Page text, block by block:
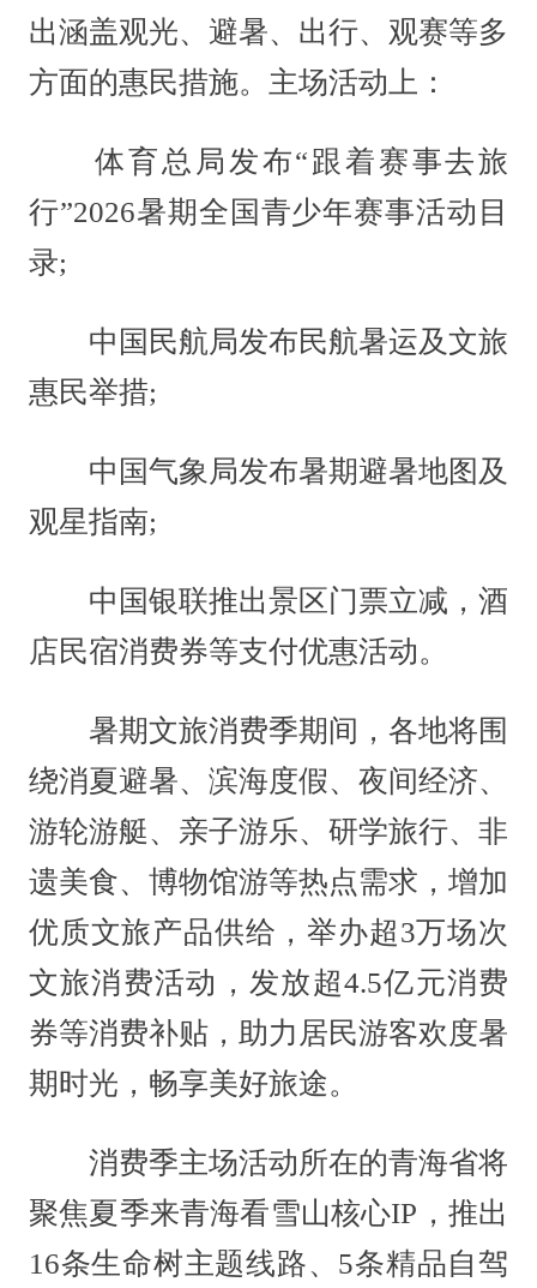
出涵盖观光、避暑、出行、观赛等多
方面的惠民措施。主场活动上：
体育总局发布“跟着赛事去旅
行”2026暑期全国青少年赛事活动目
录;
中国民航局发布民航暑运及文旅
惠民举措;
中国气象局发布暑期避暑地图及
观星指南;
中国银联推出景区门票立减，酒
店民宿消费券等支付优惠活动。
暑期文旅消费季期间，各地将围
绕消夏避暑、滨海度假、夜间经济、
游轮游艇、亲子游乐、研学旅行、非
遗美食、博物馆游等热点需求，增加
优质文旅产品供给，举办超3万场次
文旅消费活动，发放超4.5亿元消费
券等消费补贴，助力居民游客欢度暑
期时光，畅享美好旅途。
消费季主场活动所在的青海省将
聚焦夏季来青海看雪山核心IP，推出
16条生命树主题线路、5条精品自驾